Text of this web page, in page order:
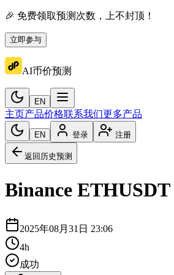
🎉 免费领取预测次数，上不封顶！
立即参与
AI币价预测
EN
主页产品价格联系我们更多产品
EN 登录 注册
返回历史预测
Binance ETHUSDT
2025年08月31日 23:06
4h
成功